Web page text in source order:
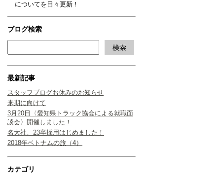
についてを日々更新！
ブログ検索
最新記事
スタッフブログお休みのお知らせ
来期に向けて
3月20日〈愛知県トラック協会による就職面
談会〉開催しました！
名大社、23卒採用はじめました！
2018年ベトナムの旅（4）
カテゴリ